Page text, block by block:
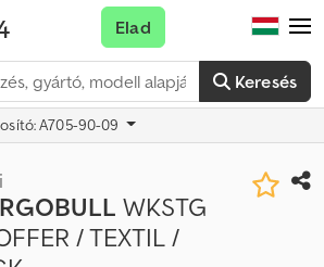
Keresés
Elad
A705-90-09
WKSTG
/ TEXTIL /